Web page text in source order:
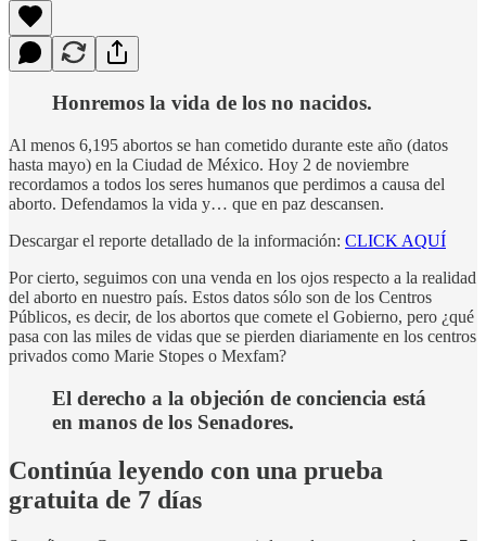
Honremos la vida de los no nacidos.
Al menos 6,195 abortos se han cometido durante este año (datos
hasta mayo) en la Ciudad de México. Hoy 2 de noviembre
recordamos a todos los seres humanos que perdimos a causa del
aborto. Defendamos la vida y… que en paz descansen.
Descargar el reporte detallado de la información: CLICK AQUÍ
Por cierto, seguimos con una venda en los ojos respecto a la realidad
del aborto en nuestro país. Estos datos sólo son de los Centros
Públicos, es decir, de los abortos que comete el Gobierno, pero ¿qué
pasa con las miles de vidas que se pierden diariamente en los centros
privados como Marie Stopes o Mexfam?
El derecho a la objeción de conciencia está
en manos de los Senadores.
Continúa leyendo con una prueba
gratuita de 7 días